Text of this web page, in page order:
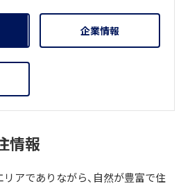
企業情報
情報
リアでありながら、自然が豊富で住